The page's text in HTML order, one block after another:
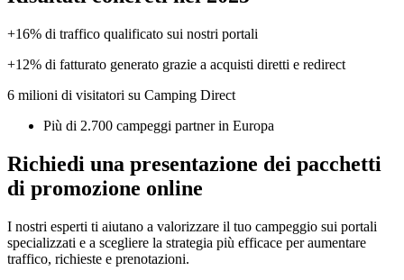
+16% di traffico qualificato sui nostri portali
+12% di fatturato generato grazie a acquisti diretti e redirect
6 milioni di visitatori su Camping Direct
Più di 2.700 campeggi partner in Europa
Richiedi una presentazione dei pacchetti
di promozione online
I nostri esperti ti aiutano a valorizzare il tuo campeggio sui portali
specializzati e a scegliere la strategia più efficace per aumentare
traffico, richieste e prenotazioni.